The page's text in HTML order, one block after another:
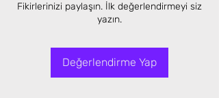
Fikirlerinizi paylaşın. İlk değerlendirmeyi siz
yazın.
Değerlendirme Yap